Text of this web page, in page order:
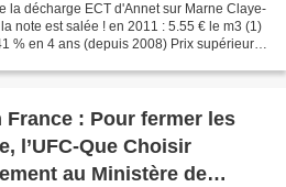
la décharge ECT d'Annet sur Marne Claye-
note est salée ! en 2011 : 5.55 € le m3 (1)
% en 4 ans (depuis 2008) Prix supérieur
France : Pour fermer les
l’UFC-Que Choisir
au Ministère de